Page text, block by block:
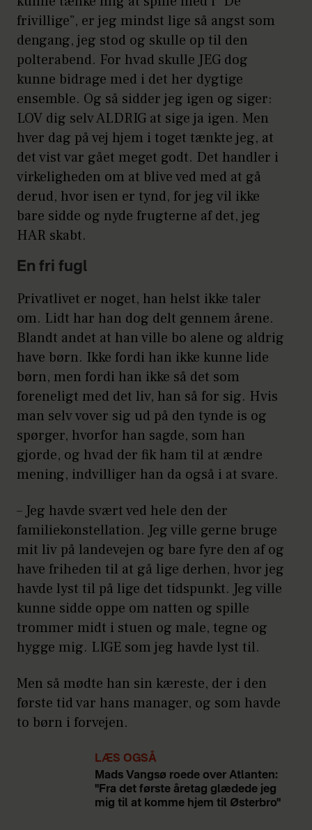
frivillige”, er jeg mindst lige så angst som
dengang, jeg stod og skulle op til den
polterabend. For hvad skulle JEG dog
kunne bidrage med i det her dygtige
ensemble. Og så sidder jeg igen og siger:
LOV dig selv ALDRIG at sige ja igen. Men
hver dag på vej hjem i toget tænkte jeg, at
det vist var gået meget godt. Det handler i
virkeligheden om at blive ved med at gå
derud, hvor isen er tynd, for jeg vil ikke
bare sidde og nyde frugterne af det, jeg
HAR skabt.
En fri fugl
Privatlivet er noget, han helst ikke taler
om. Lidt har han dog delt gennem årene.
Blandt andet at han ville bo alene og aldrig
have børn. Ikke fordi han ikke kunne lide
børn, men fordi han ikke så det som
foreneligt med det liv, han så for sig. Hvis
man selv vover sig ud på den tynde is og
spørger, hvorfor han sagde, som han
gjorde, og hvad der fik ham til at ændre
mening, indvilliger han da også i at svare.
– Jeg havde svært ved hele den der
familiekonstellation. Jeg ville gerne bruge
mit liv på landevejen og bare fyre den af og
have friheden til at gå lige derhen, hvor jeg
havde lyst til på lige det tidspunkt. Jeg ville
kunne sidde oppe om natten og spille
trommer midt i stuen og male, tegne og
hygge mig. LIGE som jeg havde lyst til.
Men så mødte han sin kæreste, der i den
første tid var hans manager, og som havde
to børn i forvejen.
LÆS OGSÅ
Mads Vangsø roede over Atlanten:
"Fra det første åretag glædede jeg
mig til at komme hjem til Østerbro"